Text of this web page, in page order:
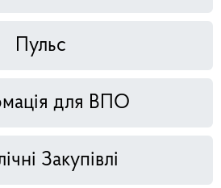
Пульс
для ВПО
Закупівлі